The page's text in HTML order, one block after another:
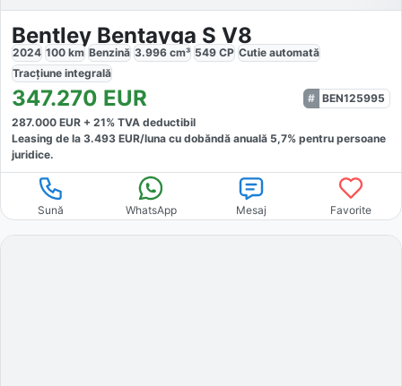
Bentley Bentayga S V8
2024 100 km Benzină 3.996 cm³ 549 CP Cutie automată
Tracțiune integrală
347.270 EUR
BEN125995
287.000 EUR + 21% TVA deductibil
Leasing de la 3.493 EUR/luna cu dobăndă anuală 5,7% pentru persoane
juridice.
Sună WhatsApp Mesaj Favorite